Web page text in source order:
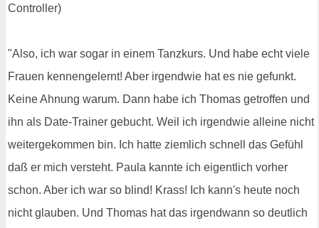
Controller)
"Also, ich war sogar in einem Tanzkurs. Und habe echt viele
Frauen kennengelernt! Aber irgendwie hat es nie gefunkt.
Keine Ahnung warum. Dann habe ich Thomas getroffen und
ihn als Date-Trainer gebucht. Weil ich irgendwie alleine nicht
weitergekommen bin. Ich hatte ziemlich schnell das Gefühl
daß er mich versteht. Paula kannte ich eigentlich vorher
schon. Aber ich war so blind! Krass! Ich kann's heute noch
nicht glauben. Und Thomas hat das irgendwann so deutlich